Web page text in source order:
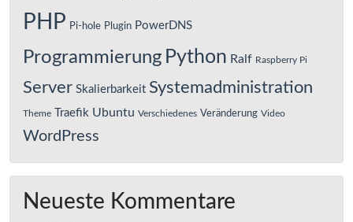
PHP Pi-hole Plugin PowerDNS
Programmierung Python Ralf Raspberry Pi
Server Skalierbarkeit Systemadministration
Theme Traefik Ubuntu Verschiedenes Veränderung Video
WordPress
Neueste Kommentare